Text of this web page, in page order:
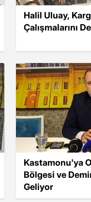
Halil Uluay,
Çalışmalarını
Kastamonu'ya
Bölgesi ve
Geliyor